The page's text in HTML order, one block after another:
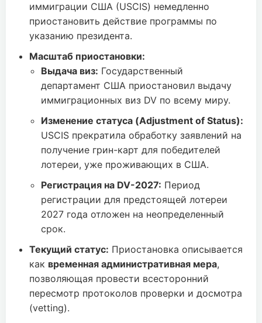
иммиграции США (USCIS) немедленно
приостановить действие программы по
указанию президента.
Масштаб приостановки:
Выдача виз: Государственный
департамент США приостановил выдачу
иммиграционных виз DV по всему миру.
Изменение статуса (Adjustment of Status):
USCIS прекратила обработку заявлений на
получение грин-карт для победителей
лотереи, уже проживающих в США.
Регистрация на DV-2027: Период
регистрации для предстоящей лотереи
2027 года отложен на неопределенный
срок.
Текущий статус: Приостановка описывается
как временная административная мера,
позволяющая провести всесторонний
пересмотр протоколов проверки и досмотра
(vetting).